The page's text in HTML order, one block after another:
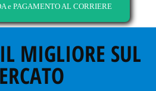
e PAGAMENTO AL CORRIERE
MIGLIORE SUL